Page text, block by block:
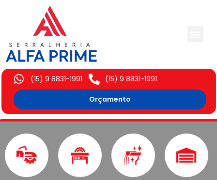
(15) 9 8831-1991 (15) 9 8831-1991
Orçamento